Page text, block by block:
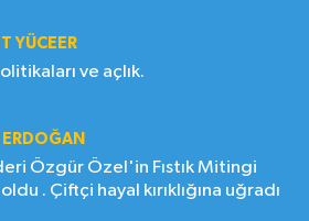
YÜCEER
ve açlık.
Özgür Özel'in Fıstık Mitingi
. Çiftçi hayal kırıklığına uğradı